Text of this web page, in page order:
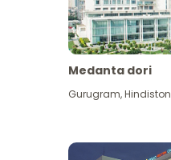
Medanta dori
Gurugram,Hindiston